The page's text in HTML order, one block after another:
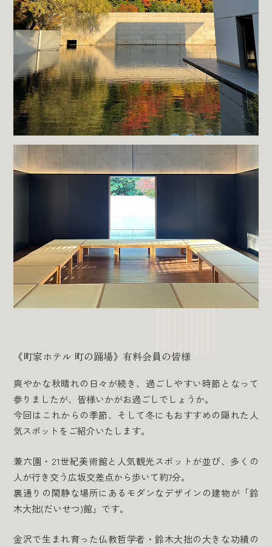
《町家ホテル 町の踊場》有料会員の皆様
爽やかな秋晴れの日々が続き、過ごしやすい時節となって
参りましたが、皆様いかがお過ごしでしょうか。
今回はこれからの季節、そして冬にもおすすめの隠れた人
気スポットをご紹介いたします。
兼六園・21世紀美術館と人気観光スポットが並び、多くの
人が行き交う広坂交差点から歩いて約7分。
裏通りの閑静な場所にあるモダンなデザインの建物が「鈴
木大拙(だいせつ)館」です。
金沢で生まれ育った仏教哲学者・鈴木大拙の大きな功績の